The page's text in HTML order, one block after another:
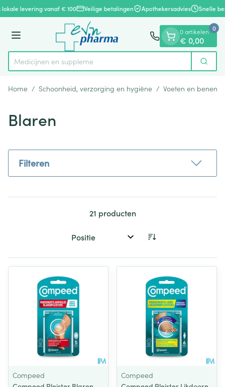
Ga naar de inhoud
1 van 1
levering vanaf € 100 Veilige betalingen Apothekersadvies Snelle
Menu
Product, merk, categorie...
Medic Zoek
0 artikelen
€ 0,00
0
Home / Schoonheid, verzorging en hygiëne / Voeten en benen
Blaren
Filteren
21 producten
Sorteer op:
Compeed
Compeed